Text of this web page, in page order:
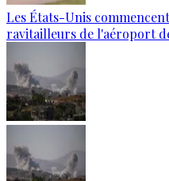
Les États-Unis
ravitailleurs de l'aéroport